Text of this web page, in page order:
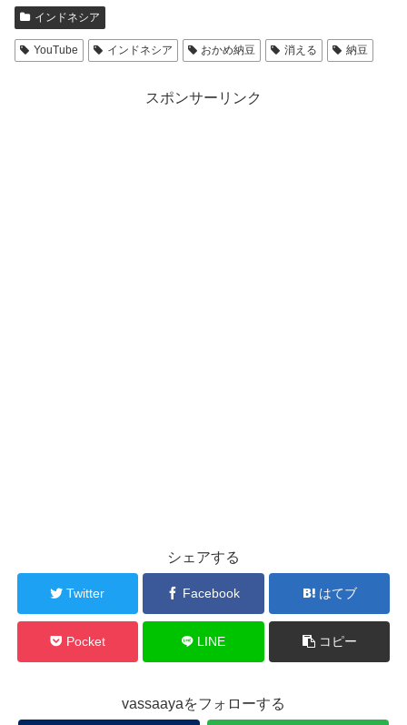
インドネシア
YouTube インドネシア おかめ納豆 消える 納豆
スポンサーリンク
シェアする
Twitter Facebook はてブ
Pocket LINE コピー
vassaayaをフォローする